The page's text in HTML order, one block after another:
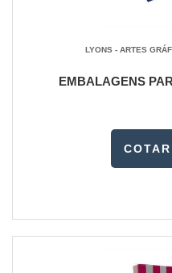
LYONS - ARTES
EMBALAGENS